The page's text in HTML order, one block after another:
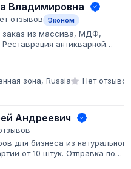
Владимировна
отзывов Эконом
заказ из массива, МДФ,
антикварной
зона, Russia
Нет отзывов
Андреевич
для бизнеса из натуральной
от 10 штук. Отправка по